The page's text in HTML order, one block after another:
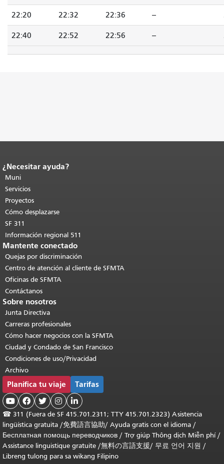
22:20 22:32 22:36 --
22:40 22:52 22:56 --
Fin del contenido de la página.
de esta página se repite en todas las
páginas.Volver al principio del
contenido principal
¿Necesitar ayuda?
Muni
Servicios
Proyectos
Cómo desplazarse
SF 311
Información regional 511
Mantente conectado
Quejas por discriminación
Centro de atención al cliente de SFMTA
Oficinas de SFMTA
Contáctanos
Sobre nosotros
Junta Directiva
Carreras profesionales
Cómo hacer negocios con la SFMTA
Ciudad y Condado de San Francisco
Condiciones de uso/Privacidad
Archivo
Planifica tu viaje Tarifas
    
☎ 311 (Fuera de SF 415.701.2311; TTY 415.701.2323) Asistencia
lingüística gratuita /免費語言協助/ Ayuda gratis con el idioma /
Бесплатная помощь переводчиков / Trợ giúp Thông dịch Miễn phí/
Assistance linguistique gratuite /無料の言語支援/ 무료 언어 지원 /
Libreng tulong para sa wikang Filipino